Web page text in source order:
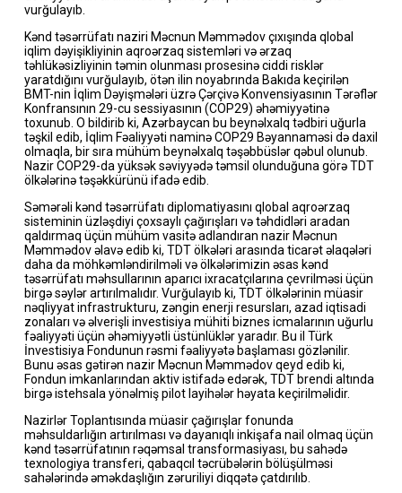
vurğulayıb.
Kənd təsərrüfatı naziri Məcnun Məmmədov çıxışında qlobal
iqlim dəyişikliyinin aqroərzaq sistemləri və ərzaq
təhlükəsizliyinin təmin olunması prosesinə ciddi risklər
yaratdığını vurğulayıb, ötən ilin noyabrında Bakıda keçirilən
BMT-nin İqlim Dəyişmələri üzrə Çərçivə Konvensiyasının Tərəflər
Konfransının 29-cu sessiyasının (COP29) əhəmiyyətinə
toxunub. O bildirib ki, Azərbaycan bu beynəlxalq tədbiri uğurla
təşkil edib, İqlim Fəaliyyəti naminə COP29 Bəyannaməsi də daxil
olmaqla, bir sıra mühüm beynəlxalq təşəbbüslər qəbul olunub.
Nazir COP29-da yüksək səviyyədə təmsil olunduğuna görə TDT
ölkələrinə təşəkkürünü ifadə edib.
Səmərəli kənd təsərrüfatı diplomatiyasını qlobal aqroərzaq
sisteminin üzləşdiyi çoxsaylı çağırışları və təhdidləri aradan
qaldırmaq üçün mühüm vasitə adlandıran nazir Məcnun
Məmmədov əlavə edib ki, TDT ölkələri arasında ticarət əlaqələri
daha da möhkəmləndirilməli və ölkələrimizin əsas kənd
təsərrüfatı məhsullarının aparıcı ixracatçılarına çevrilməsi üçün
birgə səylər artırılmalıdır. Vurğulayıb ki, TDT ölkələrinin müasir
nəqliyyat infrastrukturu, zəngin enerji resursları, azad iqtisadi
zonaları və əlverişli investisiya mühiti biznes icmalarının uğurlu
fəaliyyəti üçün əhəmiyyətli üstünlüklər yaradır. Bu il Türk
İnvestisiya Fondunun rəsmi fəaliyyətə başlaması gözlənilir.
Bunu əsas gətirən nazir Məcnun Məmmədov qeyd edib ki,
Fondun imkanlarından aktiv istifadə edərək, TDT brendi altında
birgə istehsala yönəlmiş pilot layihələr həyata keçirilməlidir.
Nazirlər Toplantısında müasir çağırışlar fonunda
məhsuldarlığın artırılması və dayanıqlı inkişafa nail olmaq üçün
kənd təsərrüfatının rəqəmsal transformasiyası, bu sahədə
texnologiya transferi, qabaqcıl təcrübələrin bölüşülməsi
sahələrində əməkdaşlığın zəruriliyi diqqətə çatdırılıb.